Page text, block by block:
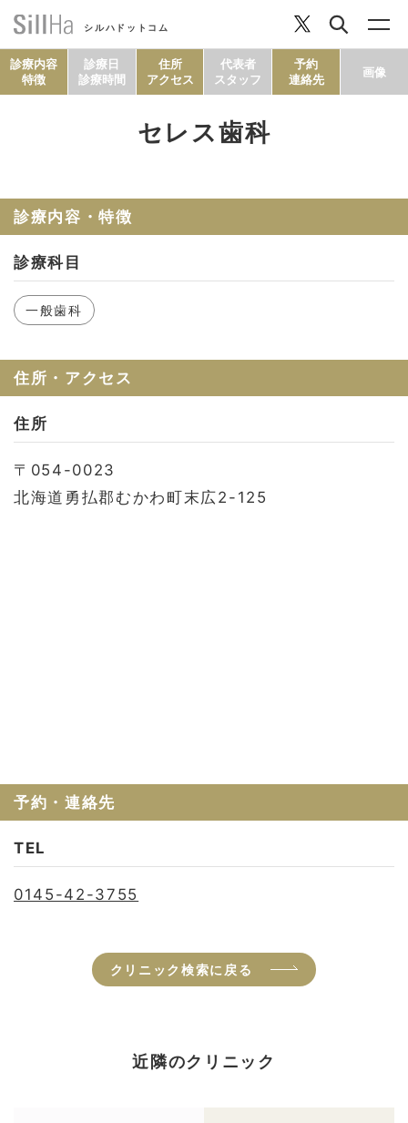
シルハドットコム
診療内容
特徴
診療日
診療時間
住所
アクセス
代表者
スタッフ
予約
連絡先
画像
セレス歯科
診療内容・特徴
診療科目
一般歯科
住所・アクセス
住所
〒054-0023
北海道勇払郡むかわ町末広2-125
予約・連絡先
TEL
0145-42-3755
クリニック検索に戻る
近隣のクリニック